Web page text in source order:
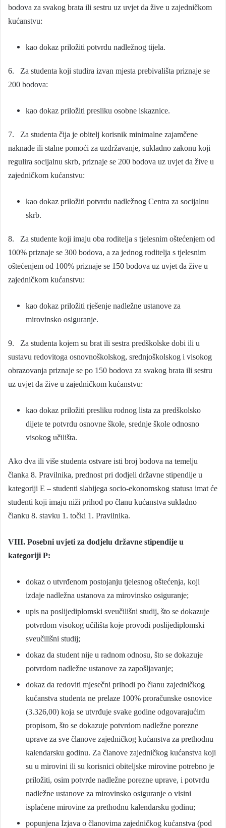
bodova za svakog brata ili sestru uz uvjet da žive u zajedničkom
kućanstvu:
kao dokaz priložiti potvrdu nadležnog tijela.
6. Za studenta koji studira izvan mjesta prebivališta priznaje se
200 bodova:
kao dokaz priložiti presliku osobne iskaznice.
7. Za studenta čija je obitelj korisnik minimalne zajamčene
naknade ili stalne pomoći za uzdržavanje, sukladno zakonu koji
regulira socijalnu skrb, priznaje se 200 bodova uz uvjet da žive u
zajedničkom kućanstvu:
kao dokaz priložiti potvrdu nadležnog Centra za socijalnu
skrb.
8. Za studente koji imaju oba roditelja s tjelesnim oštećenjem od
100% priznaje se 300 bodova, a za jednog roditelja s tjelesnim
oštećenjem od 100% priznaje se 150 bodova uz uvjet da žive u
zajedničkom kućanstvu:
kao dokaz priložiti rješenje nadležne ustanove za
mirovinsko osiguranje.
9. Za studenta kojem su brat ili sestra predškolske dobi ili u
sustavu redovitoga osnovnoškolskog, srednjoškolskog i visokog
obrazovanja priznaje se po 150 bodova za svakog brata ili sestru
uz uvjet da žive u zajedničkom kućanstvu:
kao dokaz priložiti presliku rodnog lista za predškolsko
dijete te potvrdu osnovne škole, srednje škole odnosno
visokog učilišta.
Ako dva ili više studenta ostvare isti broj bodova na temelju
članka 8. Pravilnika, prednost pri dodjeli državne stipendije u
kategoriji E – studenti slabijega socio-ekonomskog statusa imat će
studenti koji imaju niži prihod po članu kućanstva sukladno
članku 8. stavku 1. točki 1. Pravilnika.
VIII. Posebni uvjeti za dodjelu državne stipendije u
kategoriji P:
dokaz o utvrđenom postojanju tjelesnog oštećenja, koji
izdaje nadležna ustanova za mirovinsko osiguranje;
upis na poslijediplomski sveučilišni studij, što se dokazuje
potvrdom visokog učilišta koje provodi poslijediplomski
sveučilišni studij;
dokaz da student nije u radnom odnosu, što se dokazuje
potvrdom nadležne ustanove za zapošljavanje;
dokaz da redoviti mjesečni prihodi po članu zajedničkog
kućanstva studenta ne prelaze 100% proračunske osnovice
(3.326,00) koja se utvrđuje svake godine odgovarajućim
propisom, što se dokazuje potvrdom nadležne porezne
uprave za sve članove zajedničkog kućanstva za prethodnu
kalendarsku godinu. Za članove zajedničkog kućanstva koji
su u mirovini ili su korisnici obiteljske mirovine potrebno je
priložiti, osim potvrde nadležne porezne uprave, i potvrdu
nadležne ustanove za mirovinsko osiguranje o visini
isplaćene mirovine za prethodnu kalendarsku godinu;
popunjena Izjava o članovima zajedničkog kućanstva (pod